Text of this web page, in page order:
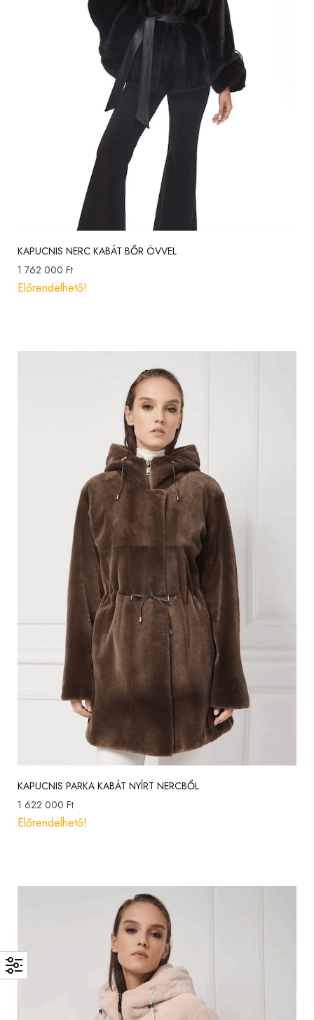
KAPUCNIS NERC KABÁT BŐR ÖVVEL
1 762 000 Ft
Előrendelhető!
KAPUCNIS PARKA KABÁT NYÍRT NERCBŐL
1 622 000 Ft
Előrendelhető!